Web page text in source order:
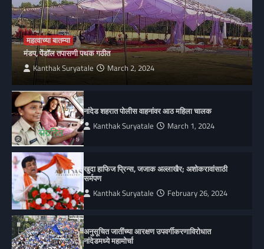
महत्वाच्या बातम्या
मंडप, पेंडॉल तपासणी पथक गठीत
Kanthak Suryatale March 2, 2024
नांदेड शहरात पोलीस वाहनांवर आठ महिला चालक
Kanthak Suryatale March 1, 2024
खुदा हाफिज प्रिन्स, जजाक अल्लाखैर; अशोकरावांसाठी
सर्मपण
Kanthak Suryatale February 26, 2024
अनुसूचित जातींच्या आरक्षण उपवर्गीकरणाविरोधात
नांदेडमध्ये महामोर्चा